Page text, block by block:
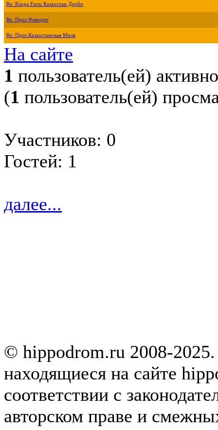
Re: Kinga Farm Казахстан Дерби
Re: Приз Фаворит
Re: Приз Казахстанская Миля
На сайте
1 пользователь(ей) активно
(1 пользователь(ей)
Участников: 0
Гостей: 1
далее...
© hippodrom.ru 2008-
находящиеся на сайте
соответствии с
авторском праве и